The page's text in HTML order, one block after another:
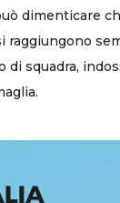
dimenticare
raggiungono
di squadra,